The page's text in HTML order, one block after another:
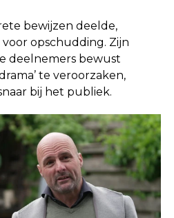
bewijzen deelde,
opschudding. Zijn
deelnemers bewust
te veroorzaken,
bij het publiek.